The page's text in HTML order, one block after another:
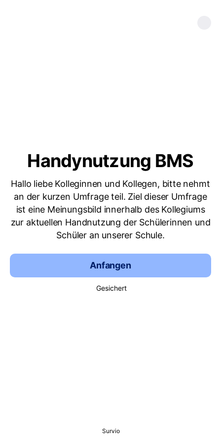
Handynutzung BMS
Hallo liebe Kolleginnen und Kollegen, bitte nehmt
an der kurzen Umfrage teil. Ziel dieser Umfrage
ist eine Meinungsbild innerhalb des Kollegiums
zur aktuellen Handnutzung der Schülerinnen und
Schüler an unserer Schule.
Anfangen
Gesichert
Survio